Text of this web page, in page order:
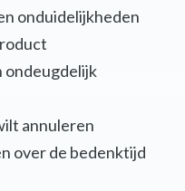
onduidelijkheden
ondeugdelijk
annuleren
over de bedenktijd